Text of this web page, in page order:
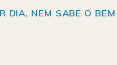
DIA, NEM SABE O